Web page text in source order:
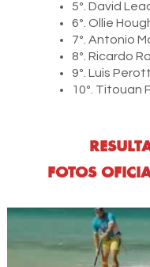
5º. David
6º. Ollie
7º. Antonio
8º. Ricardo
9º. Luis
10º. Titouan
FOTOS